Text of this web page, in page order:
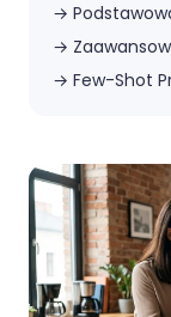
→
→
→ Few-Shot